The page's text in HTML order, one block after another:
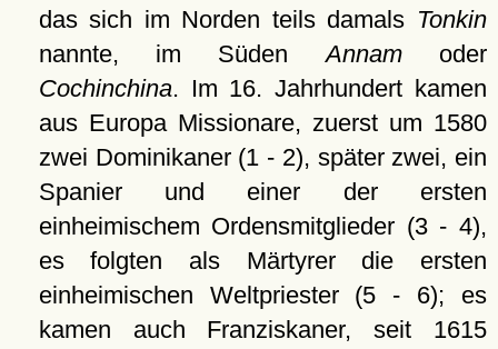
das sich im Norden teils damals Tonkin
nannte, im SüdenAnnamoder
Cochinchina. Im 16. Jahrhundert kamen
aus Europa Missionare, zuerst um 1580
zwei Dominikaner (1 - 2), später zwei, ein
Spanier und einer der ersten
einheimischem Ordensmitglieder (3 - 4),
es folgten als Märtyrer die ersten
einheimischen Weltpriester (5 - 6); es
kamen auch Franziskaner, seit 1615